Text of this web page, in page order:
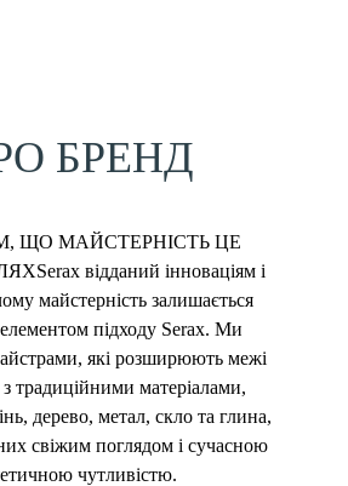
БРЕНД
ЩО МАЙСТЕРНІСТЬ ЦЕ
відданий інноваціям і
майстерність залишається
підходу Serax. Ми
які розширюють межі
традиційними матеріалами,
дерево, метал, скло та глина,
свіжим поглядом і сучасною
чутливістю.